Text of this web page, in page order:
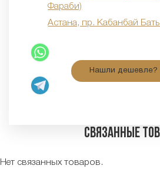
Фараби)
Астана, пр. Кабанбай
Нашли дешевле?
Связанные
Нет связанных товаров.